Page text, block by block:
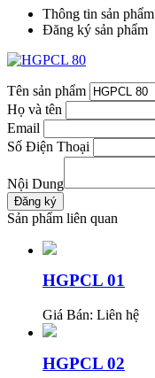
Thông tin sản phẩm
Đăng ký sản phẩm
Tên sản phẩm
Họ và tên
Email
Số Điện Thoại
Nội Dung
Sản phẩm liên quan
HGPCL 01
Giá Bán: Liên hệ
HGPCL 02